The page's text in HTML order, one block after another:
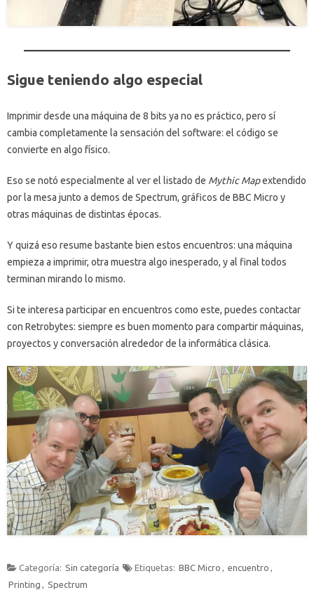
Sigue teniendo algo especial
Imprimir desde una máquina de 8 bits ya no es práctico, pero sí
cambia completamente la sensación del software: el código se
convierte en algo físico.
Eso se notó especialmente al ver el listado de Mythic Mapextendido
por la mesa junto a demos de Spectrum, gráficos de BBC Micro y
otras máquinas de distintas épocas.
Y quizá eso resume bastante bien estos encuentros: una máquina
empieza a imprimir, otra muestra algo inesperado, y al final todos
terminan mirando lo mismo.
Si te interesa participar en encuentros como este, puedes contactar
con Retrobytes: siempre es buen momento para compartir máquinas,
proyectos y conversación alrededor de la informática clásica.
Categoría: Sin categoría Etiquetas: BBC Micro encuentro
Printing
Spectrum